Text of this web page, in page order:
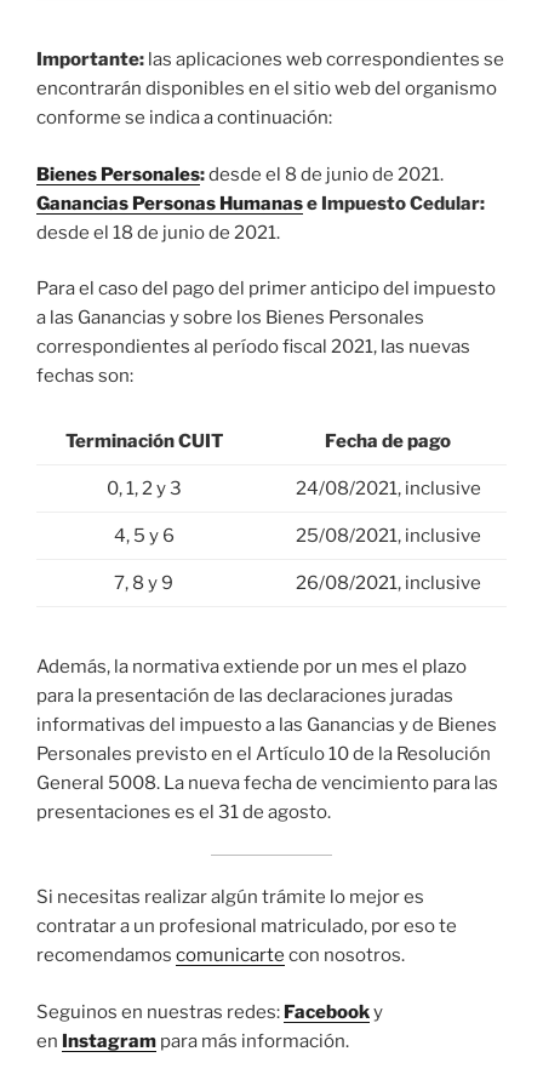
Importante: las aplicaciones web correspondientes se
encontrarán disponibles en el sitio web del organismo
conforme se indica a continuación:
Bienes Personales:desde el 8 de junio de 2021.
Ganancias Personas Humanase Impuesto Cedular:
desde el 18 de junio de 2021.
Para el caso del pago del primer anticipo del impuesto
a las Ganancias y sobre los Bienes Personales
correspondientes al período fiscal 2021, las nuevas
fechas son:
Terminación CUIT Fecha de pago
0, 1, 2 y 3 24/08/2021, inclusive
4, 5 y 6 25/08/2021, inclusive
7, 8 y 9 26/08/2021, inclusive
Además, la normativa extiende por un mes el plazo
para la presentación de las declaraciones juradas
informativas del impuesto a las Ganancias y de Bienes
Personales previsto en el Artículo 10 de la Resolución
General 5008. La nueva fecha de vencimiento para las
presentaciones es el 31 de agosto.
Si necesitas realizar algún trámite lo mejor es
contratar a un profesional matriculado, por eso te
recomendamos comunicarte con nosotros.
Seguinos en nuestras redes: Facebooky
en Instagram para más información.